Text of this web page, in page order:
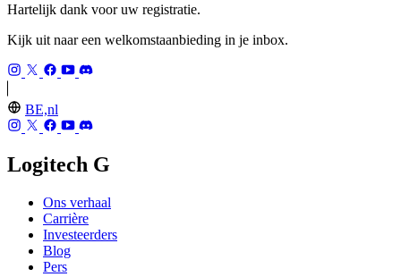
Hartelijk dank voor uw registratie.
Kijk uit naar een welkomstaanbieding in je inbox.
BE,nl
Logitech G
Ons verhaal
Carrière
Investeerders
Blog
Pers